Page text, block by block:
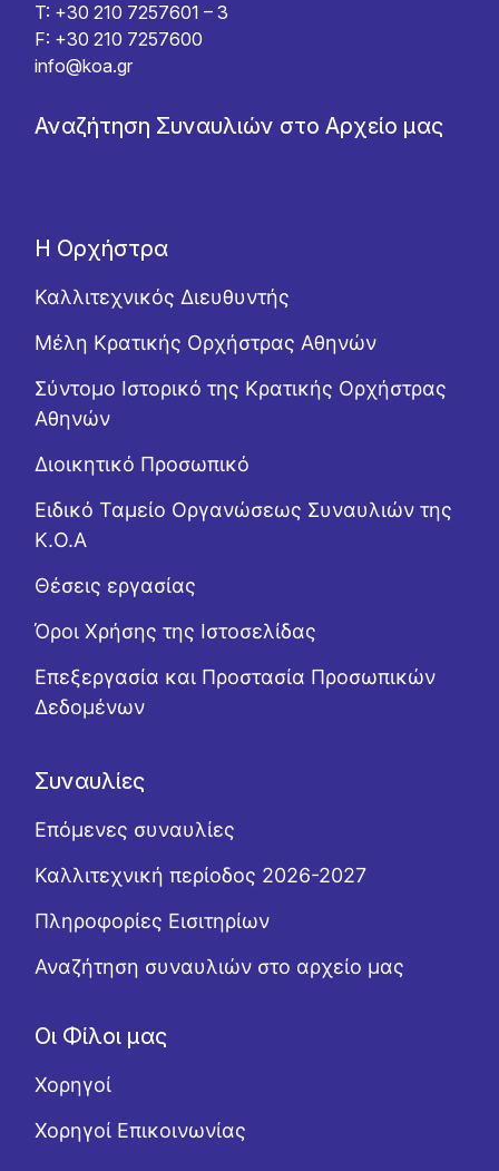
T: +30 210 7257601 – 3
F: +30 210 7257600
info@koa.gr
Αναζήτηση Συναυλιών στο Αρχείο μας
Η Ορχήστρα
Καλλιτεχνικός Διευθυντής
Μέλη Κρατικής Ορχήστρας Αθηνών
Σύντομο Ιστορικό της Κρατικής Ορχήστρας
Αθηνών
Διοικητικό Προσωπικό
Ειδικό Ταμείο Οργανώσεως Συναυλιών της
Κ.Ο.Α
Θέσεις εργασίας
Όροι Χρήσης της Ιστοσελίδας
Επεξεργασία και Προστασία Προσωπικών
Δεδομένων
Συναυλίες
Επόμενες συναυλίες
Καλλιτεχνική περίοδος 2026-2027
Πληροφορίες Εισιτηρίων
Αναζήτηση συναυλιών στο αρχείο μας
Οι Φίλοι μας
Χορηγοί
Χορηγοί Επικοινωνίας